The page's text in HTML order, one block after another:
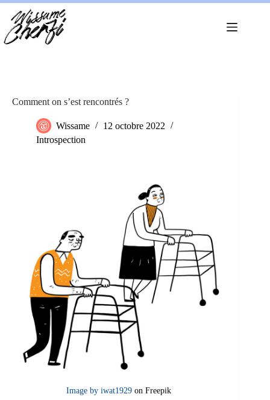
Passer
contenu
Comment on s’est rencontrés ?
Wissame
12 octobre 2022
Introspection
Image by iwat1929 on Freepik